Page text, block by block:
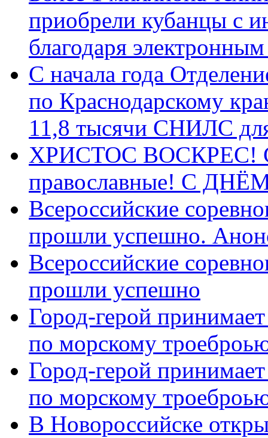
приобрели кубанцы с
благодаря
С начала года
по Краснодарскому
11,8 тысячи СНИЛС
ХРИСТОС ВОСКРЕС! С
православные! C
Всероссийские
прошли успешно.
Всероссийские
прошли успешно
Город-герой
по морскому
Город-герой
по морскому
В Новороссийске